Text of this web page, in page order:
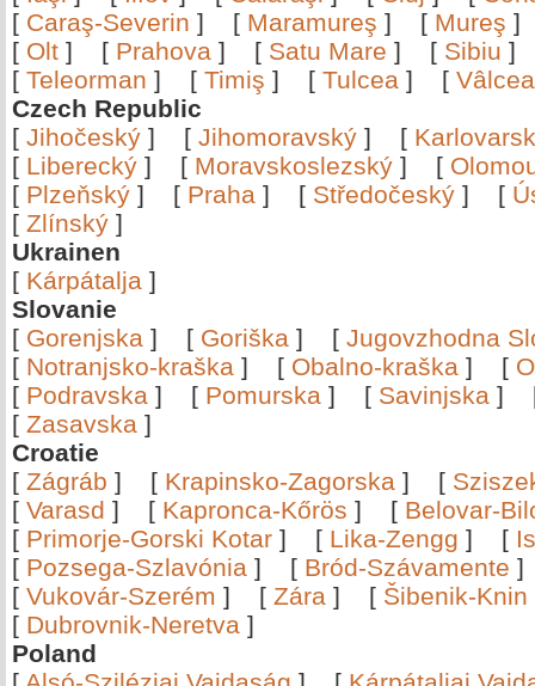
[ Caraş-Severin ] [ Maramureş ] [ Mureş
[ Olt ] [ Prahova ] [ Satu Mare ] [ Sibiu
[ Teleorman ] [ Timiş ] [ Tulcea ] [
Czech Republic
[ Jihočeský ] [ Jihomoravský ] [
[ Liberecký ] [ Moravskoslezský ] [
[ Plzeňský ] [ Praha ] [ Středočeský ] [
[ Zlínský ]
Ukrainen
[ Kárpátalja ]
Slovanie
[ Gorenjska ] [ Goriška ] [ Jugovzhodna
[ Notranjsko-kraška ] [ Obalno-kraška ] [
[ Podravska ] [ Pomurska ] [ Savinjska ]
[ Zasavska ]
Croatie
[ Zágráb ] [ Krapinsko-Zagorska ] [
[ Varasd ] [ Kapronca-Kőrös ] [ Belovar-
[ Primorje-Gorski Kotar ] [ Lika-Zengg ] [
[ Pozsega-Szlavónia ] [ Bród-Szávamente
[ Vukovár-Szerém ] [ Zára ] [ Šibenik-Knin
[ Dubrovnik-Neretva ]
Poland